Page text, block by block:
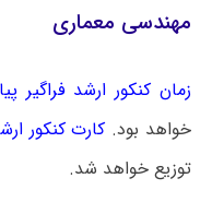
مهندسی معماری
زمان کنکور ارشد فراگیر پیام
خواهد بود. کارت کنکور ارشد
توزیع خواهد شد.